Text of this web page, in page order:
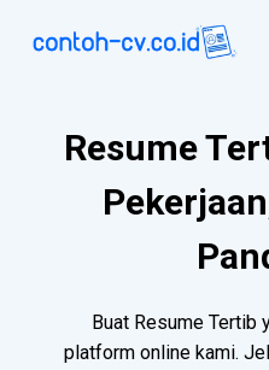
Resume
Buat Resume Tertib
platform online kami.